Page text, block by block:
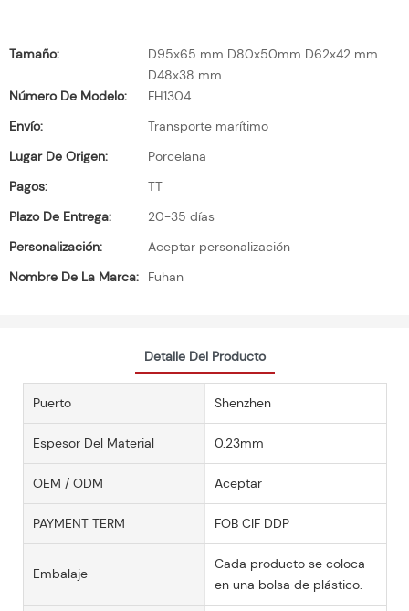
Tamaño:
D95x65 mm D80x50mm D62x42 mm
D48x38 mm
Número De Modelo:
FH1304
Envío:
Transporte marítimo
Lugar De Origen:
Porcelana
Pagos:
TT
Plazo De Entrega:
20-35 días
Personalización:
Aceptar personalización
Nombre De La Marca:
Fuhan
Detalle Del Producto
Puerto Shenzhen
Espesor Del Material 0.23mm
OEM / ODM Aceptar
PAYMENT TERM FOB CIF DDP
Embalaje
Cada producto se coloca
en una bolsa de plástico.